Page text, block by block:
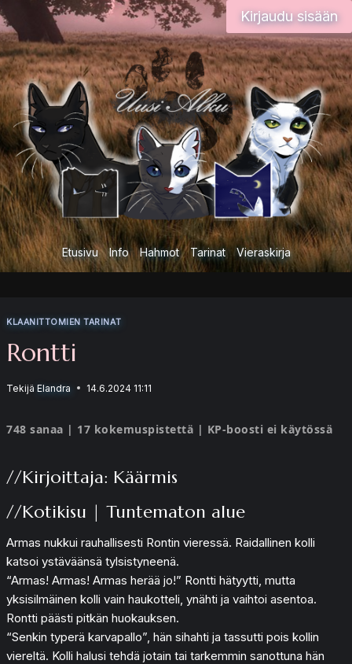
Siirry
sisältöön
Kirjaudu sisään
Etusivu Info Hahmot Tarinat Vieraskirja
KLAANITTOMIEN TARINAT
Rontti
Tekijä Elandra 14.6.2024 11:11
748 sanaa | 17 kokemuspistettä | KP-boosti ei käytössä
//Kirjoittaja: Käärmis
//Kotikisu | Tuntematon alue
Armas nukkui rauhallisesti Rontin vieressä. Raidallinen kolli
katsoi ystäväänsä tylsistyneenä.
“Armas! Armas! Armas herää jo!” Rontti hätyytti, mutta
yksisilmäinen kolli vain haukotteli, ynähti ja vaihtoi asentoa.
Rontti päästi pitkän huokauksen.
“Senkin typerä karvapallo”, hän sihahti ja tassutti pois kollin
viereltä. Kolli halusi tehdä jotain tai tarkemmin sanottuna hän